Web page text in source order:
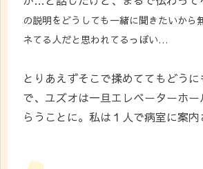
の説明をどうしても一緒に聞きたいから
ネてる人だと思われてるっぽい…
とりあえずそこで揉めててもどうに
で、ユズオは一旦エレベーターホ
らうことに。私は１人で病室に案内